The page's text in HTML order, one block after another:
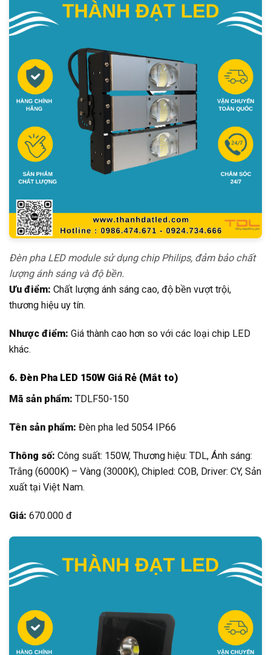
Đèn pha LED module sử dụng chip Philips, đảm bảo chất
lượng ánh sáng và độ bền.
Ưu điểm: Chất lượng ánh sáng cao, độ bền vượt trội,
thương hiệu uy tín.
Nhược điểm: Giá thành cao hơn so với các loại chip LED
khác.
6. Đèn Pha LED 150W Giá Rẻ (Mắt to)
Mã sản phẩm: TDLF50-150
Tên sản phẩm: Đèn pha led 5054 IP66
Thông số: Công suất: 150W, Thương hiệu: TDL, Ánh sáng:
Trắng (6000K) – Vàng (3000K), Chipled: COB, Driver: CY, Sản
xuất tại Việt Nam.
Giá: 670.000 đ